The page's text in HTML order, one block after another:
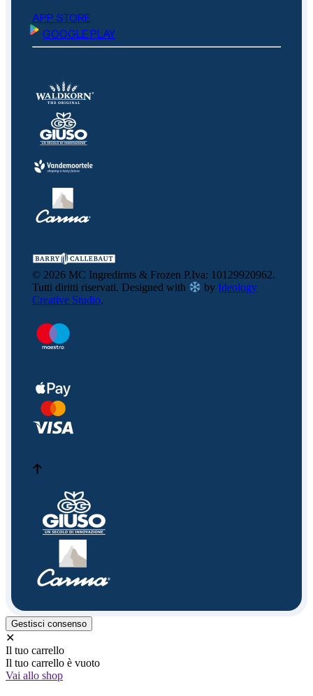
APP STORE
GOOGLE PLAY
© 2026 MC Ingredirnts & Frozen P.Iva: 10129920962.
Tutti diritti riservati. Designed with
byIdeology
Creative Studio.
Gestisci consenso
✕
Il tuo carrello
Il tuo carrello è vuoto
Vai allo shop